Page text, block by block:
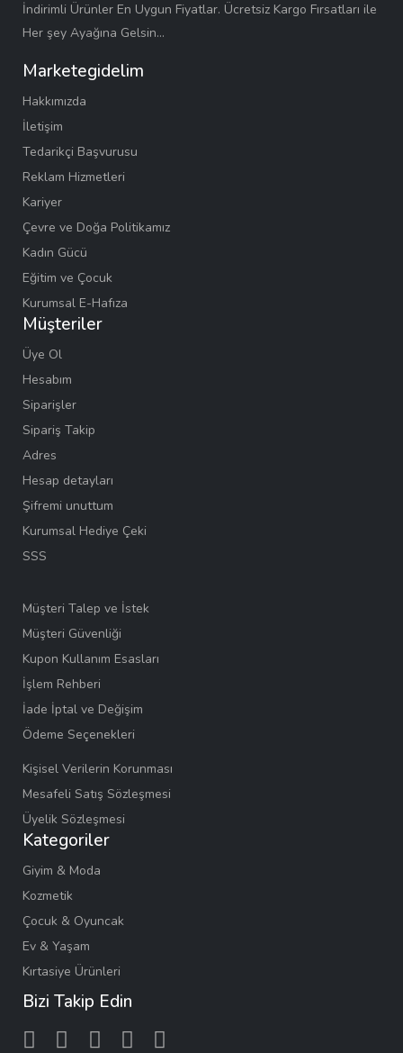
İndirimli Ürünler En Uygun Fiyatlar. Ücretsiz Kargo Fırsatları ile
Her şey Ayağına Gelsin…
Marketegidelim
Hakkımızda
İletişim
Tedarikçi Başvurusu
Reklam Hizmetleri
Kariyer
Çevre ve Doğa Politikamız
Kadın Gücü
Eğitim ve Çocuk
Kurumsal E-Hafıza
Müşteriler
Üye Ol
Hesabım
Siparişler
Sipariş Takip
Adres
Hesap detayları
Şifremi unuttum
Kurumsal Hediye Çeki
SSS
Müşteri Talep ve İstek
Müşteri Güvenliği
Kupon Kullanım Esasları
İşlem Rehberi
İade İptal ve Değişim
Ödeme Seçenekleri
Kişisel Verilerin Korunması
Mesafeli Satış Sözleşmesi
Üyelik Sözleşmesi
Kategoriler
Giyim & Moda
Kozmetik
Çocuk & Oyuncak
Ev & Yaşam
Kırtasiye Ürünleri
Bizi Takip Edin